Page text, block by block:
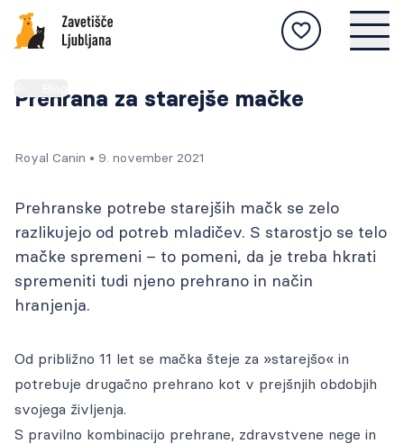
Živali na voljo za posvojitev, postopek
posvojitve, nasveti za skrb za živali, zgodbe
NA STRAN
Živali
Postopek posvojitve
Uspešne zgodbe
Oddane živali
zavetišče, ter postopek vračanja.
NA STRAN
Živali
IZGUBLJENE
obveščanja in na naši spletni strani objavite
njene slike.
NA STRAN
Živali
Postopek
Zavetišče Ljubljana je vodilno zavetišče v
Sloveniji, ki živalim nudi najvišji strokovni
standard oskrbe.
NA STRAN
Cenik storitev
Tukaj najdete aktualna obvestila, novice in
številne druge informacije.
Novice in obvestila
Pogosta vprašanja
nas obiščete.
Voden ogled
MEDIJSKO SREDIŠČE
Vse informacije in aktualne objave za medije
zbrane na enem mestu.
ZA OBČINE
Prehrana za starejše mačke
Royal Canin • 9. november 2021
Prehranske potrebe starejših mačk se zelo
razlikujejo od potreb mladičev. S starostjo se telo
mačke spremeni – to pomeni, da je treba hkrati
spremeniti tudi njeno prehrano in način
hranjenja.
Od približno 11 let se mačka šteje za »starejšo« in
potrebuje drugačno prehrano kot v prejšnjih obdobjih
svojega življenja.
S pravilno kombinacijo prehrane, zdravstvene nege in